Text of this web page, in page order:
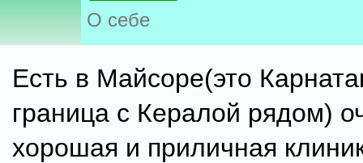
О себе
Есть в Майсоре(это
граница с Кералой рядом)
хорошая и приличная